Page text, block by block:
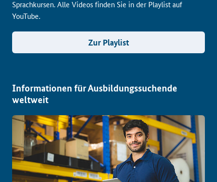
Sprachkursen. Alle Videos finden Sie in der Playlist auf
YouTube.
Zur Playlist
Informationen für Ausbildungssuchende
weltweit